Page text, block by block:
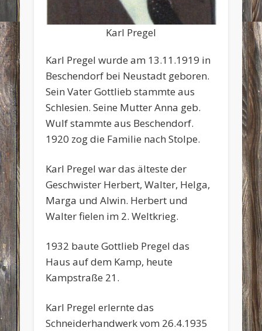
Karl Pregel
Karl Pregel wurde am 13.11.1919 in
Beschendorf bei Neustadt geboren.
Sein Vater Gottlieb stammte aus
Schlesien. Seine Mutter Anna geb.
Wulf stammte aus Beschendorf.
1920 zog die Familie nach Stolpe.
Karl Pregel war das älteste der
Geschwister Herbert, Walter, Helga,
Marga und Alwin. Herbert und
Walter fielen im 2. Weltkrieg.
1932 baute Gottlieb Pregel das
Haus auf dem Kamp, heute
Kampstraße 21.
Karl Pregel erlernte das
Schneiderhandwerk vom 26.4.1935